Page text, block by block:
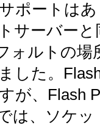
ポートは
サーバー
ォルトの
した。
が、Flash
は、ソケ